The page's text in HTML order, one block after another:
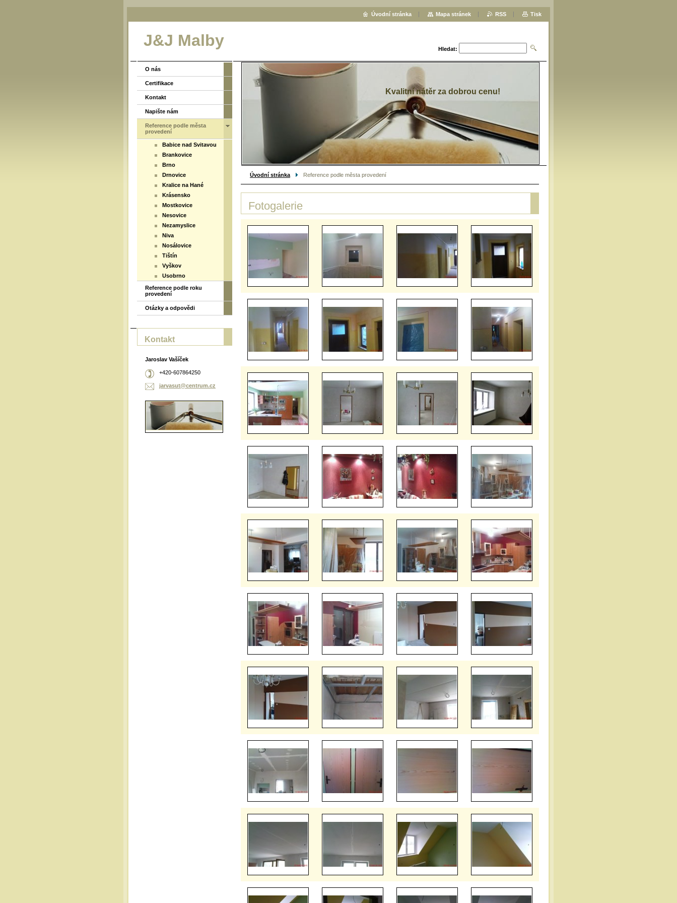
J&J Malby Hledat:
Kvalitní nátěr za dobrou cenu!
Úvodní stránka Reference podle města provedení
Fotogalerie
O nás
Certifikace
Kontakt
Napište nám
Reference podle města
provedení
Babice nad Svitavou
Brankovice
Brno
Drnovice
Kralice na Hané
Krásensko
Mostkovice
Nesovice
Nezamyslice
Niva
Nosálovice
Tištín
Vyškov
Usobrno
Reference podle roku
provedení
Otázky a odpovědi
Kontakt
Jaroslav Vašíček
+420-607864250
jarvasut@centrum.cz
Úvodní stránka Mapa stránek RSS Tisk